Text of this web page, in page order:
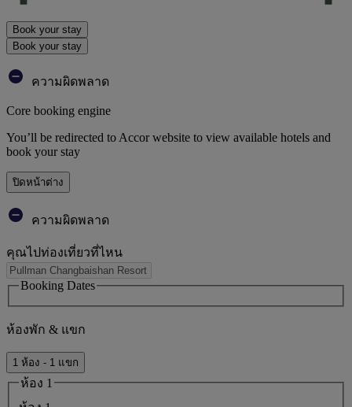
Book your stay
Book your stay
ความผิดพลาด
Core booking engine
You’ll be redirected to Accor website to view available hotels and
book your stay
ปิดหน้าต่าง
ความผิดพลาด
คุณไปท่องเที่ยวที่ไหน
Booking Dates
ห้องพัก & แขก
1 ห้อง - 1 แขก
ห้อง 1